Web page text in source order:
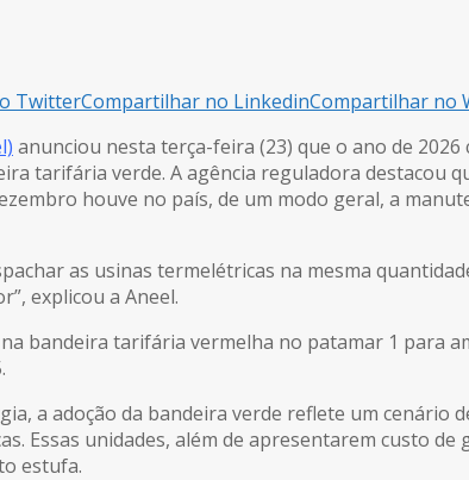
TwitterCompartilhar no LinkedinCompartilhar no
anunciou nesta terça-feira (23) que o ano de
tarifária verde. A agência reguladora destacou
houve no país, de um modo geral, a
as usinas termelétricas na mesma
explicou a Aneel.
bandeira tarifária vermelha no patamar 1 para
a adoção da bandeira verde reflete um cenário
Essas unidades, além de apresentarem custo
estufa.